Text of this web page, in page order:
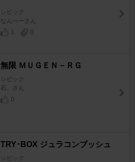
シビック
なんぺーさん
1
0
無限 ＭＵＧＥＮ－ＲＧ
シビック
石。さん
0
TRY･BOX ジュラコンブッシュ
シビック